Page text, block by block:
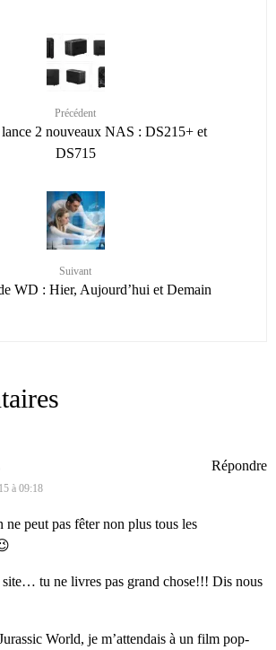
Précédent
2 nouveaux NAS : DS215+ et
DS715
Suivant
WD : Hier, Aujourd’hui et Demain
à 09:18
peut pas fêter non plus tous les
site… tu ne livres pas grand chose!!! Dis nous
World, je m’attendais à un film pop-
Répondre